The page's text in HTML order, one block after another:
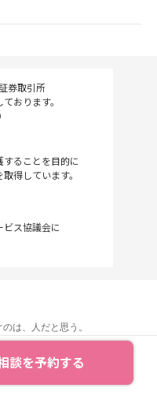
談を予約する
券取引所
おります。
ることを目的に
得しています。
ス協議会に
は、人だと思う。